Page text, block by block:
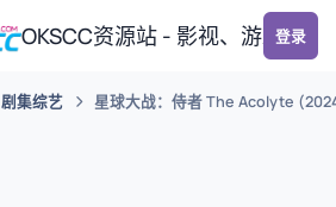
OKSCC资源站 - 影视、游戏、
登录
剧集综艺 星球大战：侍者 The Acolyte